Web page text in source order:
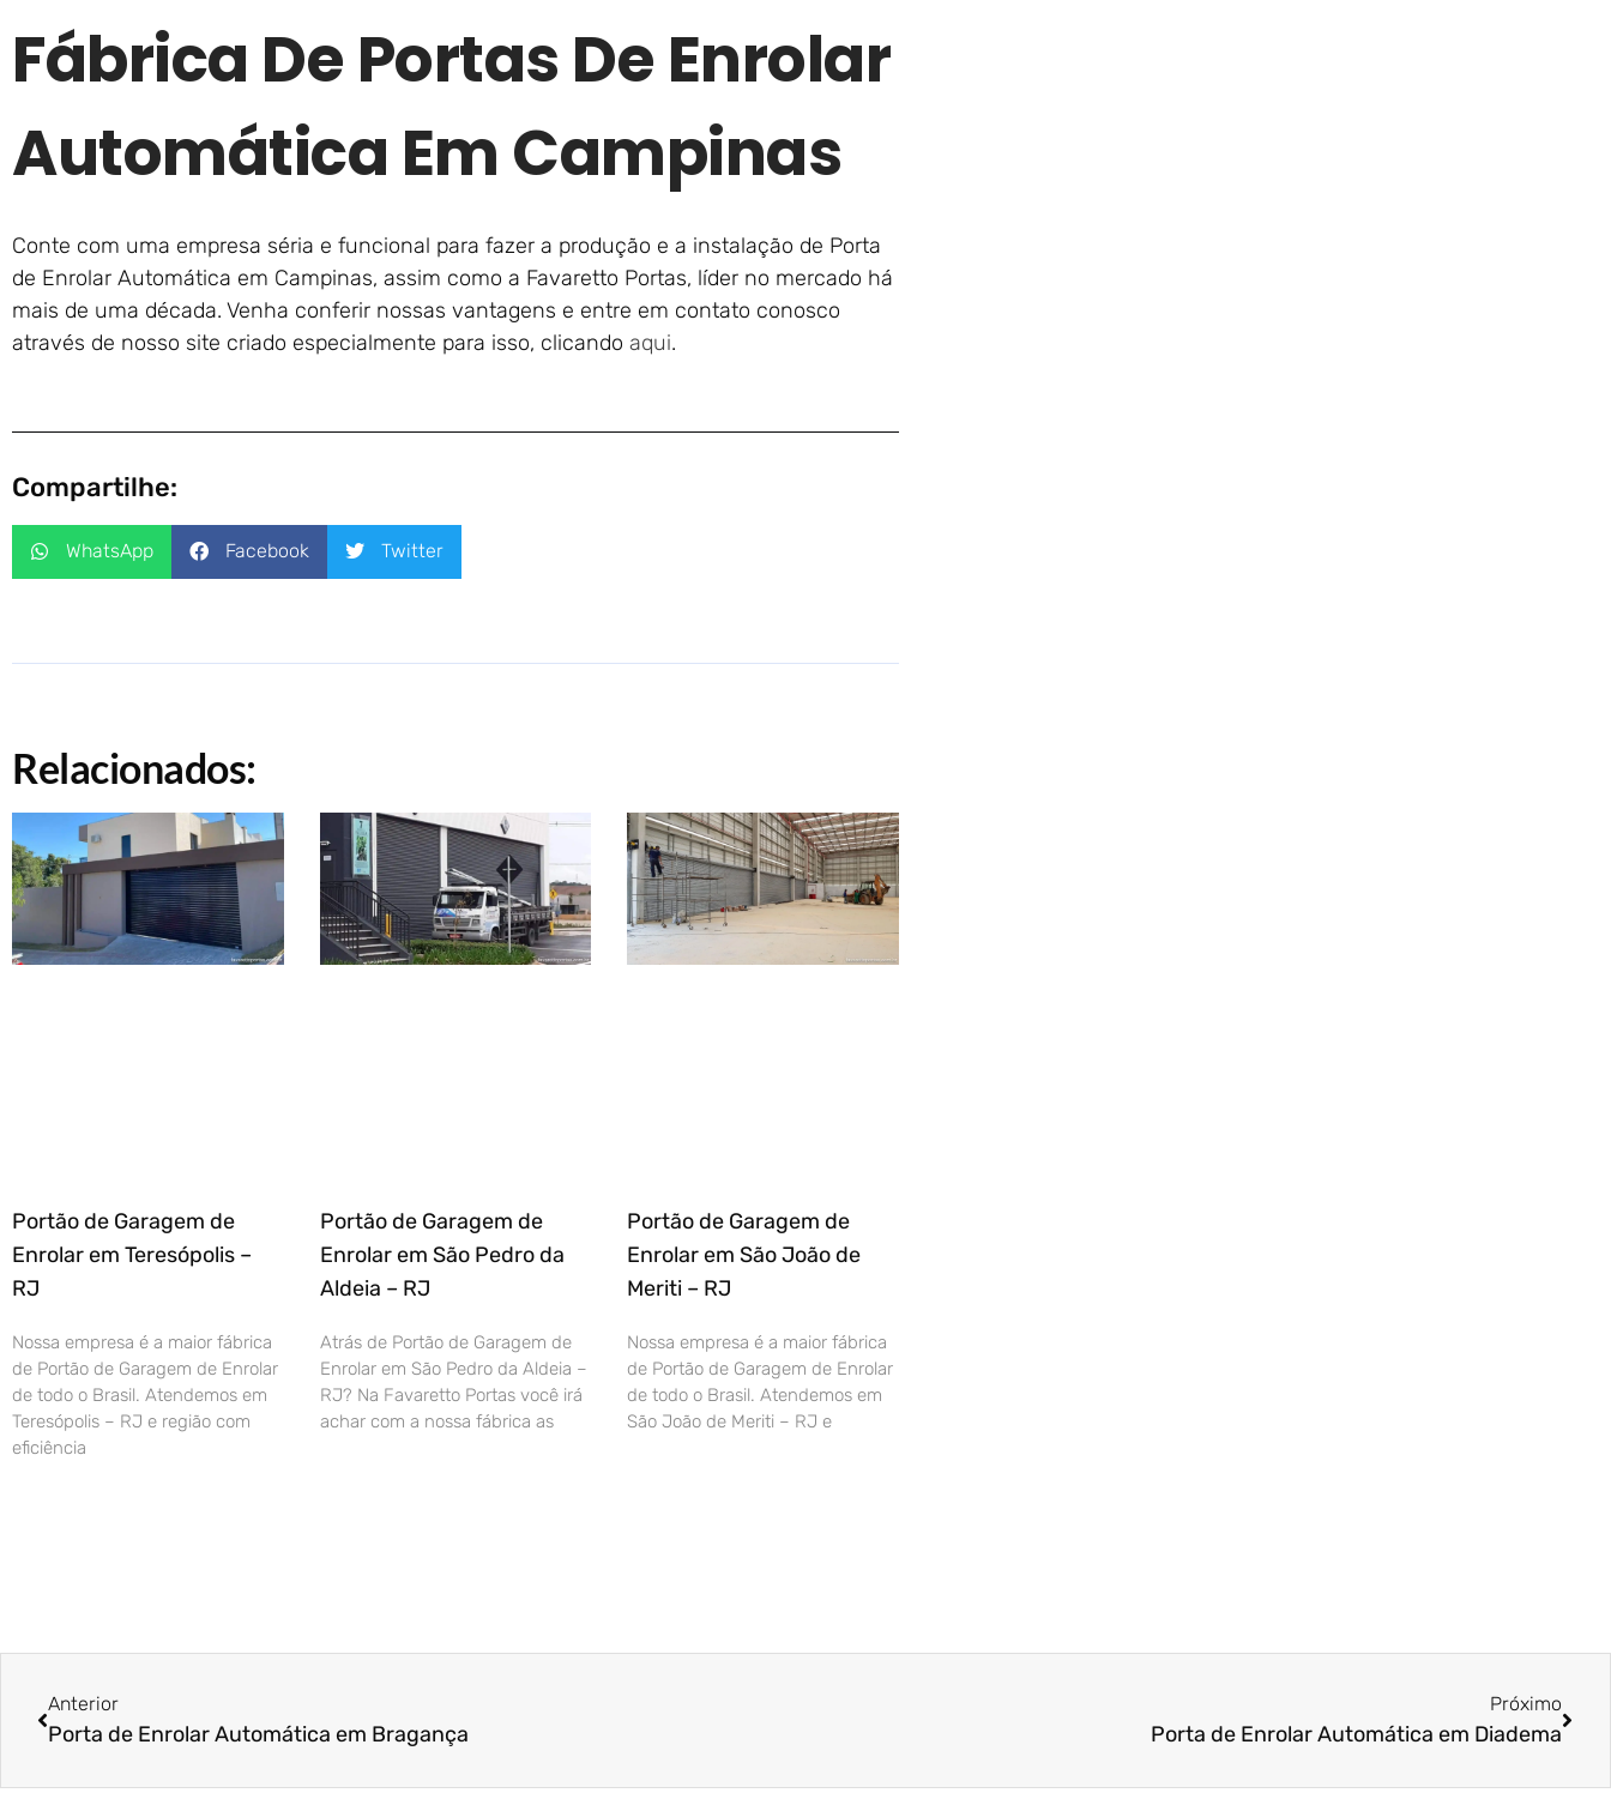
Fábrica De Portas De Enrolar
Automática Em Campinas
Conte com uma empresa séria e funcional para fazer a produção e a instalação de Porta
de Enrolar Automática em Campinas, assim como a Favaretto Portas, líder no mercado há
mais de uma década. Venha conferir nossas vantagens e entre em contato conosco
através de nosso site criado especialmente para isso, clicando aqui.
Compartilhe:
WhatsApp Facebook Twitter
Relacionados:
Portão de Garagem de
Enrolar em Teresópolis –
RJ
Nossa empresa é a maior fábrica
de Portão de Garagem de Enrolar
de todo o Brasil. Atendemos em
Teresópolis – RJ e região com
eficiência
Portão de Garagem de
Enrolar em São Pedro da
Aldeia – RJ
Atrás de Portão de Garagem de
Enrolar em São Pedro da Aldeia –
RJ? Na Favaretto Portas você irá
achar com a nossa fábrica as
Portão de Garagem de
Enrolar em São João de
Meriti – RJ
Nossa empresa é a maior fábrica
de Portão de Garagem de Enrolar
de todo o Brasil. Atendemos em
São João de Meriti – RJ e
Anterior
Porta de Enrolar Automática em Bragança
Próximo
Porta de Enrolar Automática em Diadema